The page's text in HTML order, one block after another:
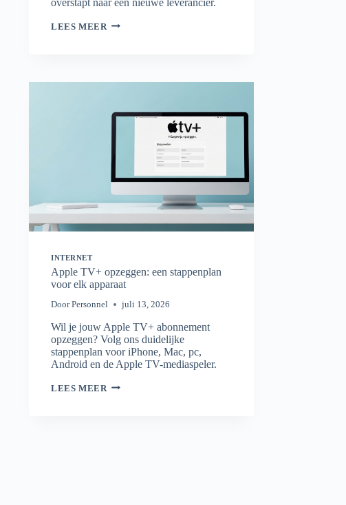
LEES MEER BUDGET
JE
LETTEN?
INTERNET
Apple TV+ opzeggen: een stappenplan
voor elk apparaat
Door Personnel juli 13, 2026
Wil je jouw Apple TV+ abonnement
opzeggen? Volg ons duidelijke
stappenplan voor iPhone, Mac, pc,
Android en de Apple TV-mediaspeler.
LEES MEER APPLE